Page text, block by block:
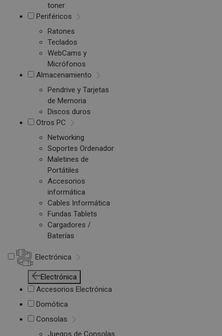
toner
Periféricos
Ratones
Teclados
WebCams y
Micrófonos
Almacenamiento
Pendrive y Tarjetas
de Memoria
Discos duros
Otros PC
Networking
Soportes Ordenador
Maletines de
Portátiles
Accesorios
informática
Cables Informática
Fundas Tablets
Cargadores /
Baterías
Electrónica
Electrónica
Accesorios Electrónica
Domótica
Consolas
Juegos de Consolas